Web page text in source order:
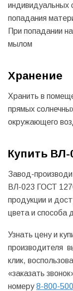
индивидуальных
попадания
При попадании
мылом
Хранение
Хранить в
прямых
окружающего
Купить ВЛ-
Завод-
ВЛ-023 ГОСТ
продукции и
цвета и способа
Узнать цену и
производителя
клик,
«заказать
номеру8-800-